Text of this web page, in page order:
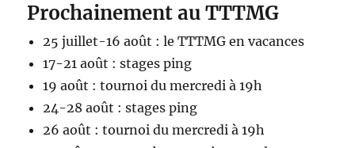
Prochainement au TTTMG
25 juillet-16 août : le TTTMG en vacances
17-21 août : stages ping
19 août : tournoi du mercredi à 19h
24-28 août : stages ping
26 août : tournoi du mercredi à 19h